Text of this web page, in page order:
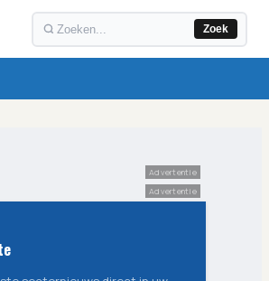
Zoek
Advertentie
Advertentie